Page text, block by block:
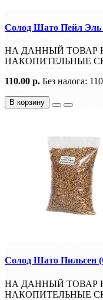
Солод Шато Пейл Эль
НА ДАННЫЙ ТОВАР
НАКОПИТЕЛЬНЫЕ
110.00 р. Без налога:
В корзину
Солод Шато Пильсен
НА ДАННЫЙ ТОВАР
НАКОПИТЕЛЬНЫЕ